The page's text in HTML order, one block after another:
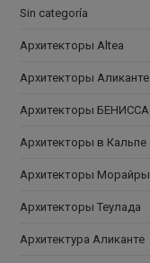
Sin categoría
Архитекторы Altea
Архитекторы Аликанте
Архитекторы БЕНИССА
Архитекторы в Кальпе
Архитекторы Морайры
Архитекторы Теулада
Архитектура Аликанте